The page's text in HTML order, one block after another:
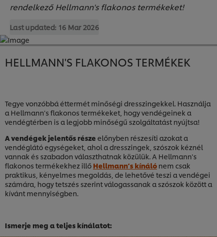
rendelkező Hellmann's flakonos termékeket!
Last updated: 16 Mar 2026
HELLMANN'S FLAKONOS TERMÉKEK
Tegye vonzóbbá éttermét minőségi dresszingekkel. Használja
a Hellmann's flakonos termékeket, hogy vendégeinek a
vendégtérben is a legjobb minőségű szolgáltatást nyújtsa!
A vendégek jelentős része előnyben részesíti azokat a
vendéglátó egységeket, ahol a dresszingek, szószok kéznél
vannak és szabadon választhatnak közülük. A Hellmann's
flakonos termékekhez illő Hellmann’s kínáló nem csak
praktikus, kényelmes megoldás, de lehetővé teszi a vendégei
számára, hogy tetszés szerint válogassanak a szószok között a
kívánt mennyiségben.
Ismerje meg a teljes kínálatot: